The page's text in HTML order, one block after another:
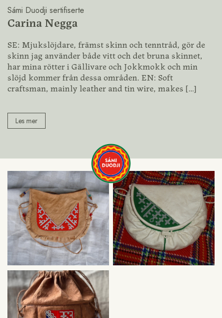
Sámi Duodji sertifiserte
Carina Negga
SE: Mjukslöjdare, främst skinn och tenntråd, gör de
skinn jag använder både vitt och det bruna skinnet,
har mina rötter i Gällivare och Jokkmokk och min
slöjd kommer från dessa områden. EN: Soft
craftsman, mainly leather and tin wire, makes […]
Les mer